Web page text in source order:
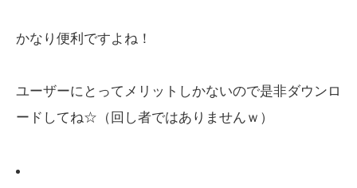
かなり便利ですよね！
ユーザーにとってメリットしかないので是非ダウンロ
ードしてね☆（回し者ではありませんｗ）